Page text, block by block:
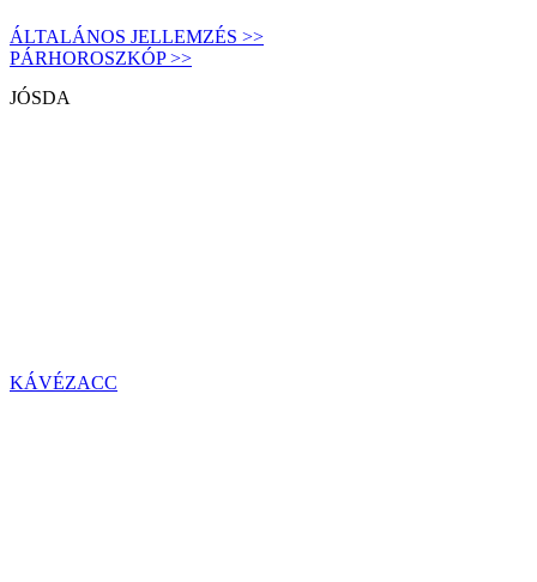
ÁLTALÁNOS JELLEMZÉS >>
PÁRHOROSZKÓP >>
JÓSDA
KÁVÉZACC